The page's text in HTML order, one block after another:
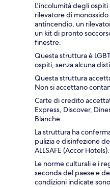
L'incolumità degli
rilevatore di
antincendio, un
un kit di pronto
finestre.
Questa struttura è
ospiti, senza alcuna
Questa struttura
Non si accettano
Carte di credito
Express, Discover,
Blanche
La struttura ha
pulizia e disinfezione
ALLSAFE (Accor Hotels).
Le norme culturali e i
seconda del paese e
condizioni indicate